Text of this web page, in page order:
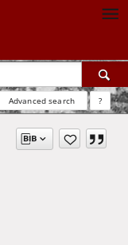
Advanced search ?